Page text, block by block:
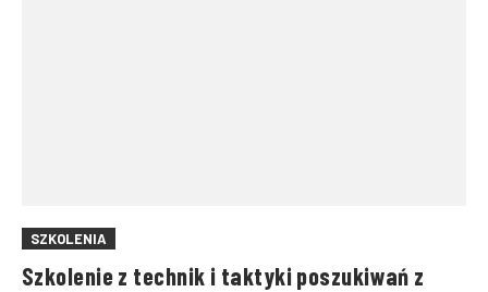
SZKOLENIA
Szkolenie z technik i taktyki poszukiwań z